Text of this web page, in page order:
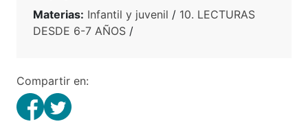
Materias: Infantil y juvenil / 10. LECTURAS
DESDE 6-7 AÑOS /
Compartir en: